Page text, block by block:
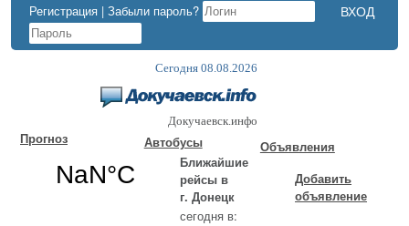
Регистрация | Забыли пароль?
Сегодня 08.08.2026
Докучаевск.инфо
Прогноз
Автобусы
Ближайшие
рейсы в
г. Донецк
сегодня в:
Объявления
Добавить
объявление